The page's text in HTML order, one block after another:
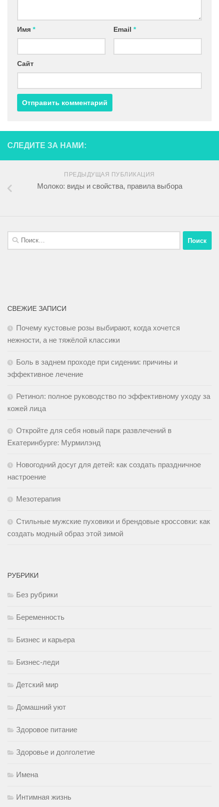
Имя * Email *
Сайт
СЛЕДИТЕ ЗА НАМИ:
ПРЕДЫДУЩАЯ ПУБЛИКАЦИЯ
Молоко: виды и свойства, правила выбора
СВЕЖИЕ ЗАПИСИ
Почему кустовые розы выбирают, когда хочется
нежности, а не тяжёлой классики
Боль в заднем проходе при сидении: причины и
эффективное лечение
Ретинол: полное руководство по эффективному уходу за
кожей лица
Откройте для себя новый парк развлечений в
Екатеринбурге: Мурмилэнд
Новогодний досуг для детей: как создать праздничное
настроение
Мезотерапия
Стильные мужские пуховики и брендовые кроссовки: как
создать модный образ этой зимой
РУБРИКИ
Без рубрики
Беременность
Бизнес и карьера
Бизнес-леди
Детский мир
Домашний уют
Здоровое питание
Здоровье и долголетие
Имена
Интимная жизнь